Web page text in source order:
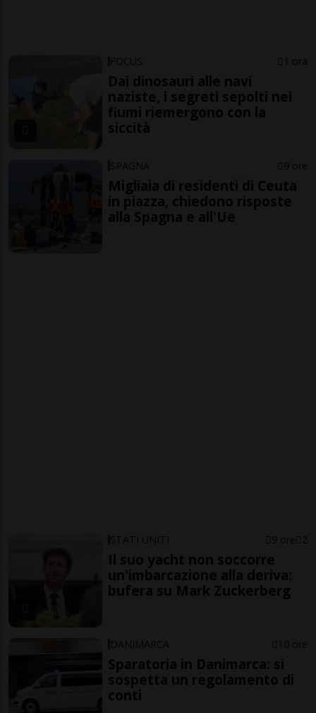
FOCUS 1 ora
Dai dinosauri alle navi
naziste, i segreti sepolti nei
fiumi riemergono con la
siccità
SPAGNA 9 ore
Migliaia di residenti di Ceuta
in piazza, chiedono risposte
alla Spagna e all'Ue
STATI UNITI 9 ore 2
Il suo yacht non soccorre
un'imbarcazione alla deriva:
bufera su Mark Zuckerberg
DANIMARCA 10 ore
Sparatoria in Danimarca: si
sospetta un regolamento di
conti